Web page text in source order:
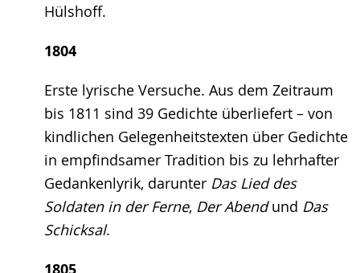
Hülshoff.
1804
Erste lyrische Versuche. Aus dem Zeitraum
bis 1811 sind 39 Gedichte überliefert – von
kindlichen Gelegenheitstexten über Gedichte
in empfindsamer Tradition bis zu lehrhafter
Gedankenlyrik, darunter Das Lied des
Soldaten in der Ferne, Der Abendund Das
Schicksal.